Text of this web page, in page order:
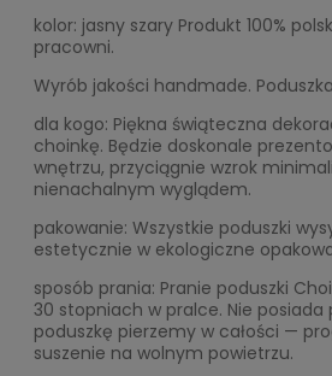
kolor: jasny szary Produkt 100%
pracowni.
Wyrób jakości handmade.
dla kogo: Piękna świąteczna
choinkę. Będzie doskonale
wnętrzu, przyciągnie wzrok
nienachalnym wyglądem.
pakowanie: Wszystkie poduszki
estetycznie w ekologiczne
sposób prania: Pranie poduszki
30 stopniach w pralce. Nie posiada
poduszkę pierzemy w całości —
suszenie na wolnym powietrzu.